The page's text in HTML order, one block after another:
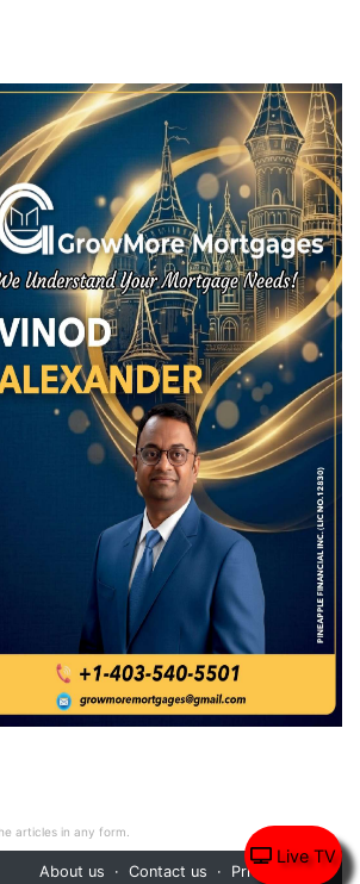
Live TV
articles in any form.
About us Contact us Privacy Policy